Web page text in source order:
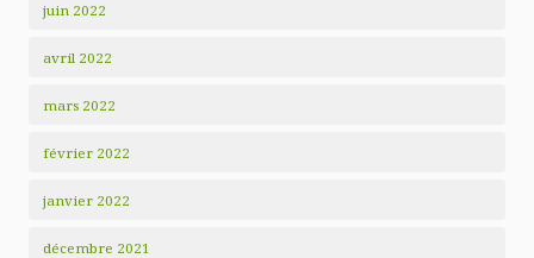
juin 2022
avril 2022
mars 2022
février 2022
janvier 2022
décembre 2021